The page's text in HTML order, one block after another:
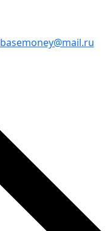
basemoney@mail.ru